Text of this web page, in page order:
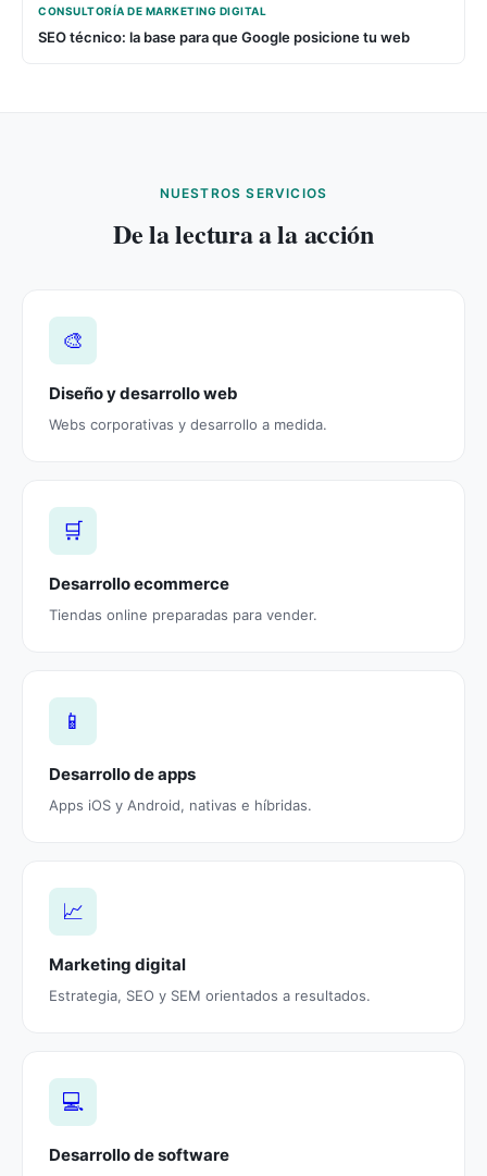
CONSULTORÍA DE MARKETING DIGITAL
SEO técnico: la base para que Google posicione tu web
NUESTROS SERVICIOS
De la lectura a la acción
🎨
Diseño y desarrollo web
Webs corporativas y desarrollo a medida.
🛒
Desarrollo ecommerce
Tiendas online preparadas para vender.
📱
Desarrollo de apps
Apps iOS y Android, nativas e híbridas.
📈
Marketing digital
Estrategia, SEO y SEM orientados a resultados.
💻
Desarrollo de software